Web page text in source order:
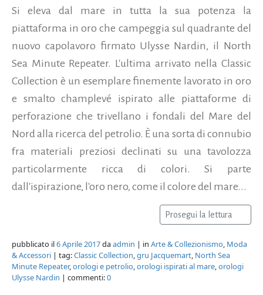
Si eleva dal mare in tutta la sua potenza la
piattaforma in oro che campeggia sul quadrante del
nuovo capolavoro firmato Ulysse Nardin, il North
Sea Minute Repeater. L'ultima arrivato nella Classic
Collection è un esemplare finemente lavorato in oro
e smalto champlevé ispirato alle piattaforme di
perforazione che trivellano i fondali del Mare del
Nord alla ricerca del petrolio. È una sorta di connubio
fra materiali preziosi declinati su una tavolozza
particolarmente ricca di colori. Si parte
dall'ispirazione, l'oro nero, come il colore del mare...
Prosegui la lettura
pubblicato il6 Aprile 2017daadmin | in Arte & Collezionismo, Moda
& Accessori | tag:Classic Collection,gru Jacquemart, North Sea
Minute Repeater,orologi e petrolio,orologi ispirati al mare,orologi
Ulysse Nardin | commenti:0